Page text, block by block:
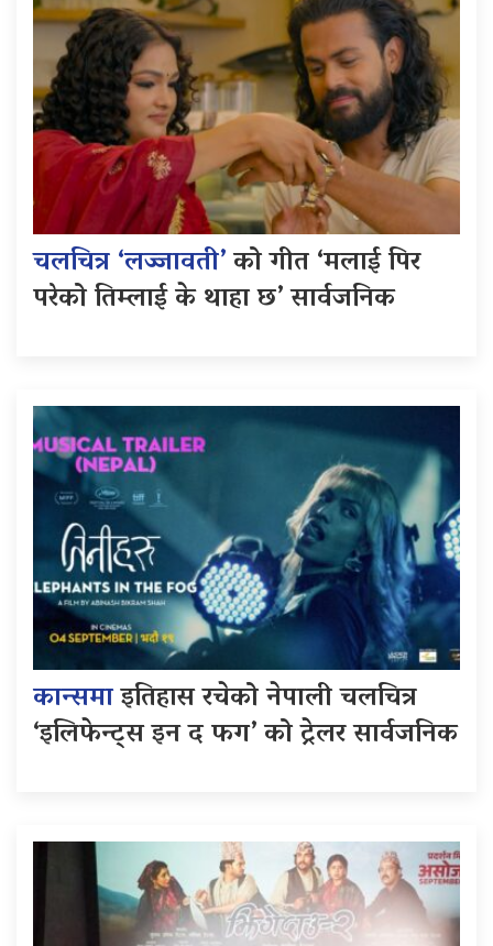
चलचित्र ‘लज्जावती’को गीत ‘मलाई पिर
परेको तिम्लाई के थाहा छ’ सार्वजनिक
कान्समाइतिहास रचेको नेपाली चलचित्र
‘इलिफेन्ट्स इन द फग’ को ट्रेलर सार्वजनिक